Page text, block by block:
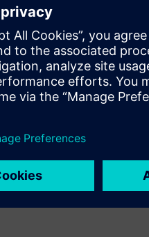
samsalg av programvare
Xcelerator